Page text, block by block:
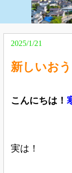
2025/1/21
新しいお
こんにちは！
実は！